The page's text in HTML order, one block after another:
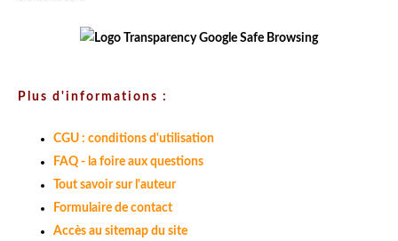
Plus d'informations :
CGU : conditions d'utilisation
FAQ - la foire aux questions
Tout savoir sur l'auteur
Formulaire de contact
Accès au sitemap du site